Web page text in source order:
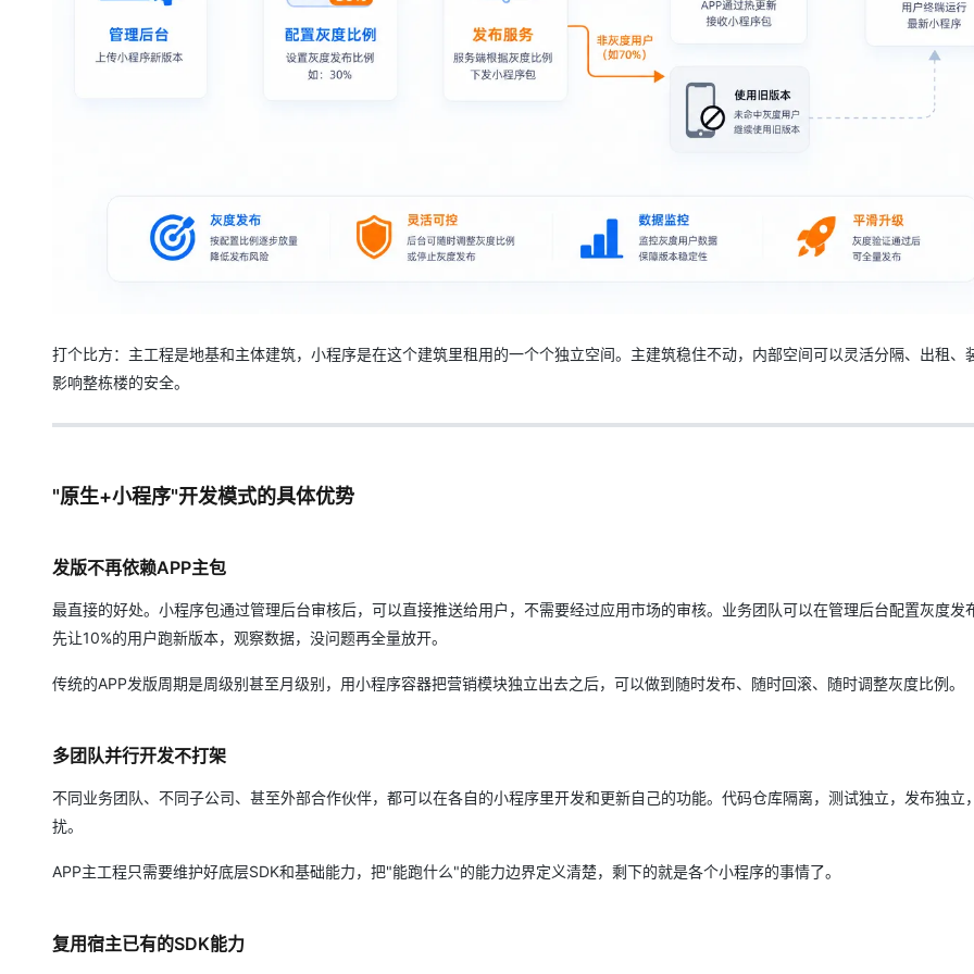
打个比方：主工程是地基和主体建筑，小程序是在这个建筑里租用的一个个独立空间。主建筑稳住不动，内部空间可以灵活分隔、出租、
影响整栋楼的安全。
"原生+小程序"开发模式的具体优势
发版不再依赖APP主包
最直接的好处。小程序包通过管理后台审核后，可以直接推送给用户，不需要经过应用市场的审核。业务团队可以在管理后台配置灰度发
先让10%的用户跑新版本，观察数据，没问题再全量放开。
传统的APP发版周期是周级别甚至月级别，用小程序容器把营销模块独立出去之后，可以做到随时发布、随时回滚、随时调整灰度比例。
多团队并行开发不打架
不同业务团队、不同子公司、甚至外部合作伙伴，都可以在各自的小程序里开发和更新自己的功能。代码仓库隔离，测试独立，发布独立
扰。
APP主工程只需要维护好底层SDK和基础能力，把"能跑什么"的能力边界定义清楚，剩下的就是各个小程序的事情了。
复用宿主已有的SDK能力